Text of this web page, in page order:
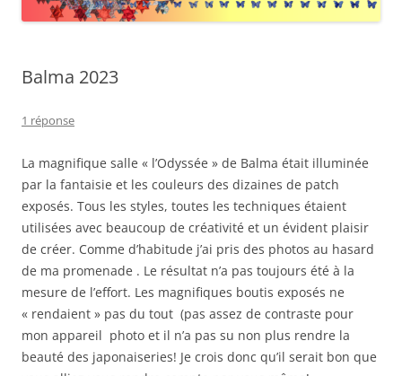
Balma 2023
1 réponse
La magnifique salle « l’Odyssée » de Balma était illuminée
par la fantaisie et les couleurs des dizaines de patch
exposés. Tous les styles, toutes les techniques étaient
utilisées avec beaucoup de créativité et un évident plaisir
de créer. Comme d’habitude j’ai pris des photos au hasard
de ma promenade . Le résultat n’a pas toujours été à la
mesure de l’effort. Les magnifiques boutis exposés ne
« rendaient » pas du tout (pas assez de contraste pour
mon appareil photo et il n’a pas su non plus rendre la
beauté des japonaiseries! Je crois donc qu’il serait bon que